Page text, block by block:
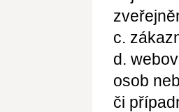
c.
d.
osob
či